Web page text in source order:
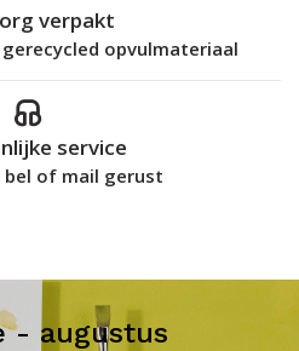
verpakt
opvulmateriaal
service
bel of mail gerust
- augustus